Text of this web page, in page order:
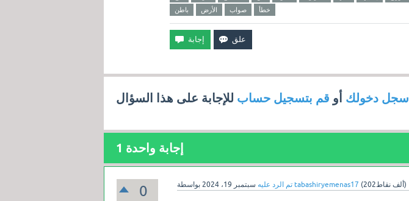
باطن
الأرض صواب خطأ
سجل دخولك أو قم بتسجيل حساب للإجابة على هذا السؤال
1 إجابة واحدة
0 تم الرد عليه سبتمبر 19، 2024 بواسطة tabashiryemenas17 ( 202ألفنقاط)